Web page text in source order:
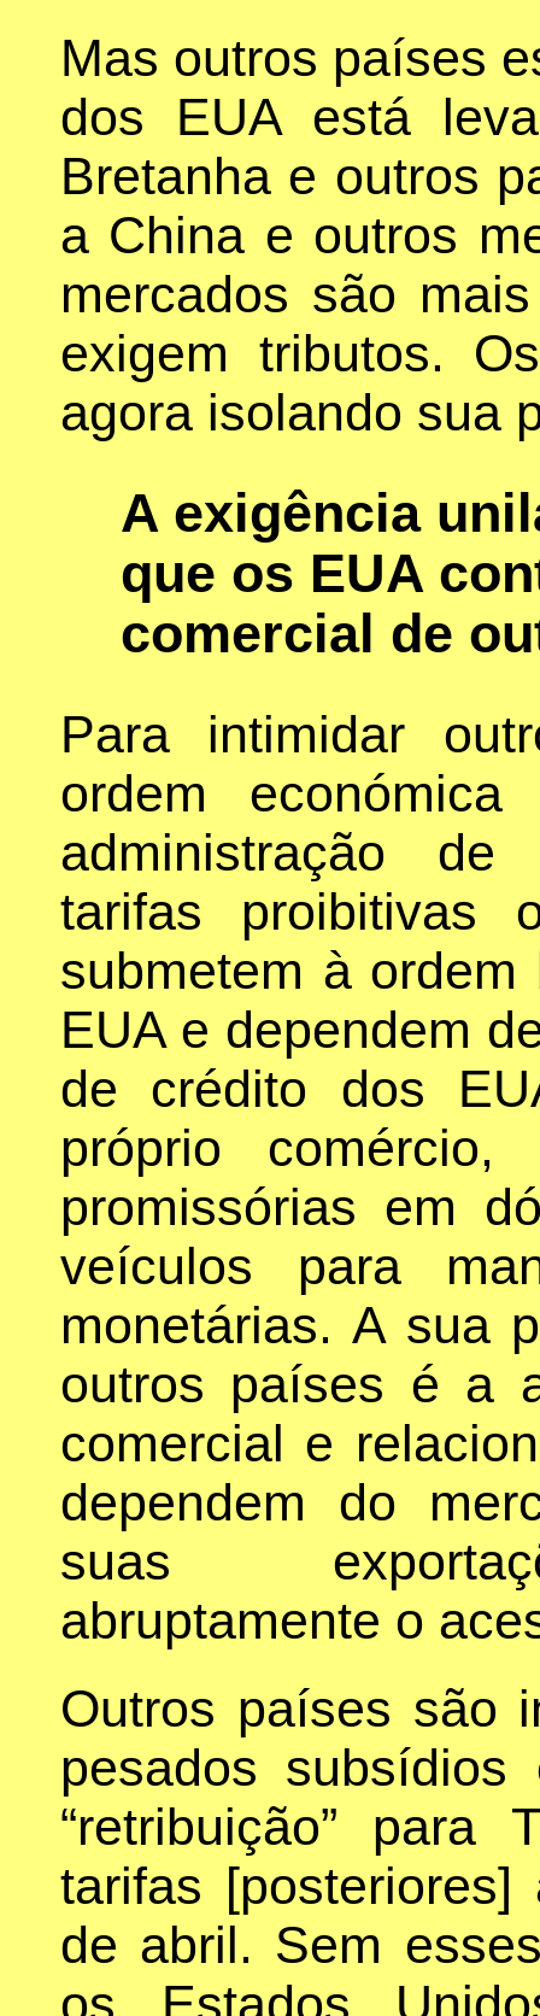
Mas outros países
dos EUA está
Bretanha e outros
a China e outros
mercados são
exigem tributos.
agora isolando sua
A exigência
que os EUA
comercial de
Para intimidar
ordem
administração
tarifas proibitivas
submetem à
EUA e dependem
de crédito dos
próprio
promissórias em
veículos para
monetárias. A sua
outros países é a
comercial e
dependem do
suas
abruptamente o
Outros países são
pesados subsídios
“retribuição” para
tarifas
de abril. Sem
os Estados